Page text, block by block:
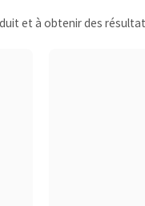
et à obtenir des